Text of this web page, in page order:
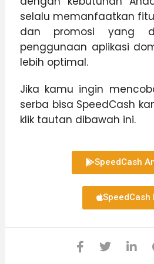
selalu memanfaatkan
dan promosi yang
penggunaan aplikasi
lebih optimal.
Jika kamu ingin
serba bisa SpeedCash
klik tautan dibawah ini.
SpeedCash
SpeedCash